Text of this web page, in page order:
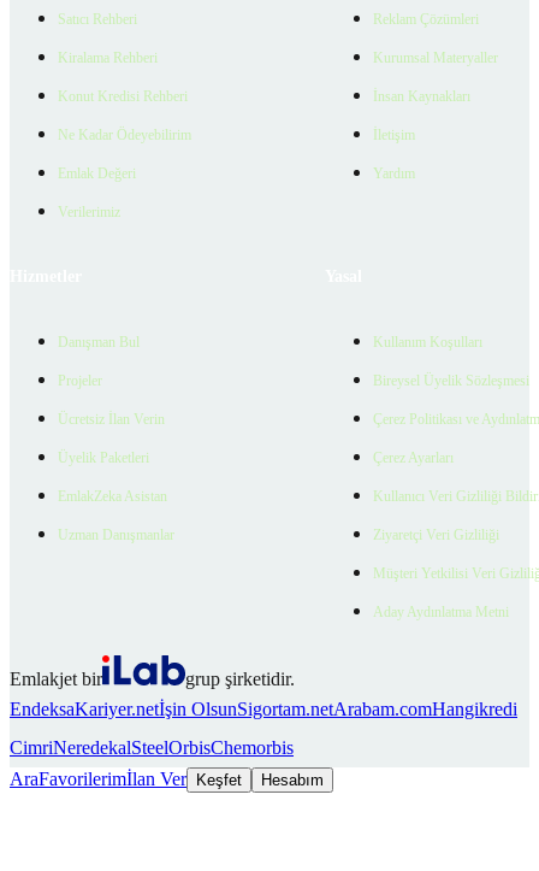
Satıcı Rehberi
Kiralama Rehberi
Konut Kredisi Rehberi
Ne Kadar Ödeyebilirim
Emlak Değeri
Verilerimiz
Reklam Çözümleri
Kurumsal Materyaller
İnsan Kaynakları
İletişim
Yardım
Danışman Bul
Projeler
Ücretsiz İlan Verin
Üyelik Paketleri
EmlakZeka Asistan
Uzman Danışmanlar
Kullanım Koşulları
Bireysel Üyelik Sözleşmesi
Çerez Politikası ve
Çerez Ayarları
Kullanıcı Veri Gizliliği
Ziyaretçi Veri Gizliliği
Müşteri Yetkilisi Veri
Aday Aydınlatma Metni
Emlakjet bir
grup şirketidir.
EndeksaKariyer.netİşin OlsunSigortam.netArabam.comHangikredi
CimriNeredekalSteelOrbisChemorbis
AraFavorilerimİlan Ver Keşfet Hesabım